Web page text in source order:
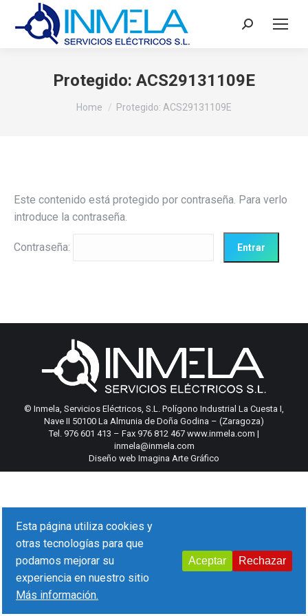
Search:
Protegido: ACS29131109E
You are here:
Home Protegido: ACS29131109E
Este contenido está protegido por contraseña. Para verlo
introduce la contraseña.
Contraseña:
© Inmela, Servicios Eléctricos, S.L. Polígono Industrial La Cuesta I,
Nave II 50100 La Almunia de Doña Godina – (Zaragoza)
Tel. 976 601 413 – Fax 976 812 467 www.inmela.com |
inmela@inmela.com
Diseño web Imagina Arte Gráfico
Esta página utiliza cookies y
otras tecnologías para que
podamos mejorar su
experiencia en nuestro sitio
Más información.
Aceptar Rechazar